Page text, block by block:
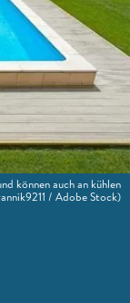
können auch an kühlen
/ Adobe Stock)